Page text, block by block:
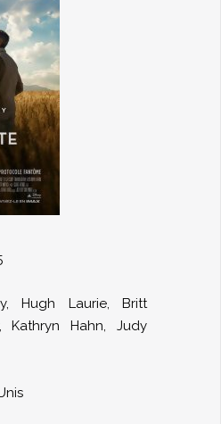
,Hugh Laurie,Britt
Kathryn Hahn,Judy